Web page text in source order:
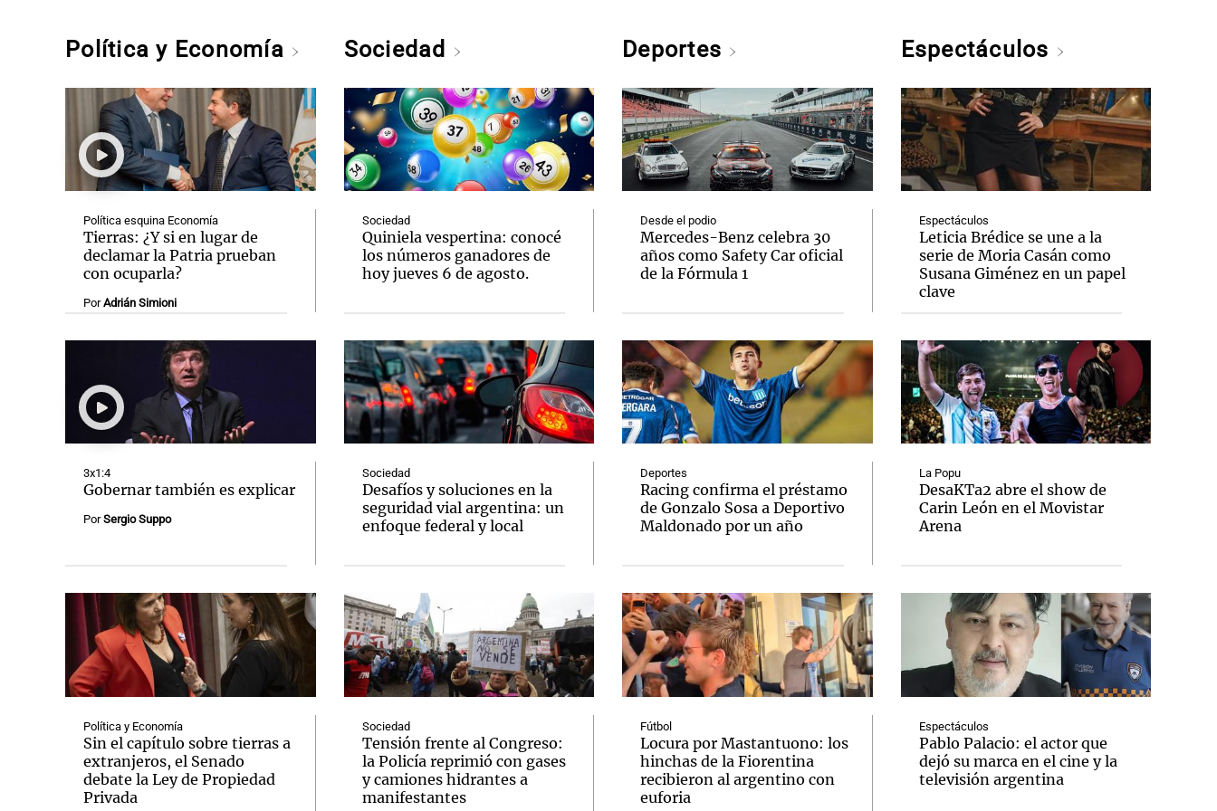
Política y Economía
Política esquina Economía
Tierras: ¿Y si en lugar de
declamar la Patria prueban
con ocuparla?
PorAdrián Simioni
3x1:4
Gobernar también es explicar
PorSergio Suppo
Política y Economía
Sin el capítulo sobre tierras a
extranjeros, el Senado
debate la Ley de Propiedad
Privada
Sociedad
Sociedad
Quiniela vespertina: conocé
los números ganadores de
hoy jueves 6 de agosto.
Sociedad
Desafíos y soluciones en la
seguridad vial argentina: un
enfoque federal y local
Sociedad
Tensión frente al Congreso:
la Policía reprimió con gases
y camiones hidrantes a
manifestantes
Deportes
Desde el podio
Mercedes-Benz celebra 30
años como Safety Car oficial
de la Fórmula 1
Deportes
Racing confirma el préstamo
de Gonzalo Sosa a Deportivo
Maldonado por un año
Fútbol
Locura por Mastantuono: los
hinchas de la Fiorentina
recibieron al argentino con
euforia
Espectáculos
Espectáculos
Leticia Brédice se une a la
serie de Moria Casán como
Susana Giménez en un papel
clave
La Popu
DesaKTa2 abre el show de
Carin León en el Movistar
Arena
Espectáculos
Pablo Palacio: el actor que
dejó su marca en el cine y la
televisión argentina
Notas
El huracán de Arequito
Notas
Cadena 3 en Groenlandia